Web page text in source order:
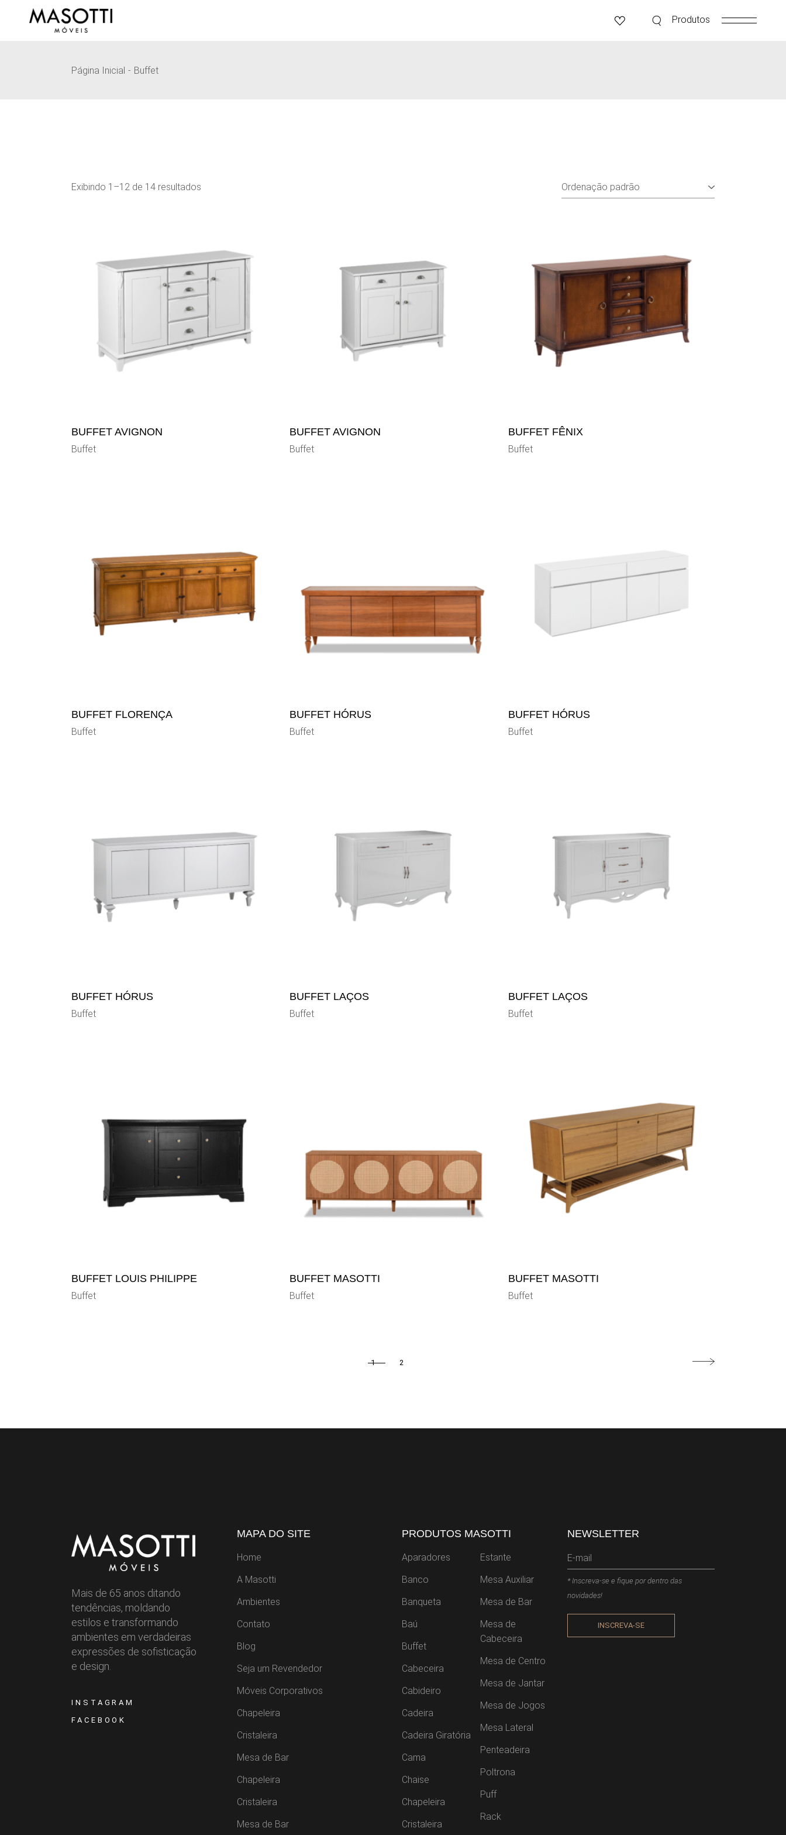
Produtos
Página Inicial Buffet
Exibindo 1–12 de 14 resultados
BUFFET AVIGNON
Buffet
BUFFET AVIGNON
Buffet
BUFFET FÊNIX
Buffet
BUFFET FLORENÇA
Buffet
BUFFET HÓRUS
Buffet
BUFFET HÓRUS
Buffet
BUFFET HÓRUS
Buffet
BUFFET LAÇOS
Buffet
BUFFET LAÇOS
Buffet
BUFFET LOUIS PHILIPPE
Buffet
BUFFET MASOTTI
Buffet
BUFFET MASOTTI
Buffet
1 2
Mais de 65 anos ditando
tendências, moldando
estilos e transformando
ambientes em verdadeiras
expressões de sofisticação
e design.
INSTAGRAM
FACEBOOK
MAPA DO SITE
Home
A Masotti
Ambientes
Contato
Blog
Seja um Revendedor
Móveis Corporativos
Chapeleira
Cristaleira
Mesa de Bar
Chapeleira
Cristaleira
Mesa de Bar
PRODUTOS MASOTTI
Aparadores
Banco
Banqueta
Baú
Buffet
Cabeceira
Cabideiro
Cadeira
Cadeira Giratória
Cama
Chaise
Chapeleira
Cristaleira
Estante
Mesa Auxiliar
Mesa de Bar
Mesa de
Cabeceira
Mesa de Centro
Mesa de Jantar
Mesa de Jogos
Mesa Lateral
Penteadeira
Poltrona
Puff
Rack
NEWSLETTER
* Inscreva-se e fique por dentro das
novidades!
INSCREVA-SE